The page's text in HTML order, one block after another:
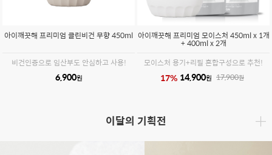
아이깨끗해 프리미엄 클린비건 무향 450ml
비건인증으로 임산부도 안심하고 사용!
6,900원
아이깨끗해 프리미엄 모이스처 450ml x 1개
+ 400ml x 2개
모이스처 용기+리필 혼합구성으로 추천!
17% 14,900원 17,900원
이달의 기획전